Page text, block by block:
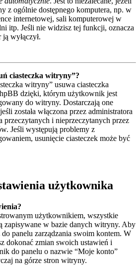
z ogólnie dostępnego komputera, np. w
internetowej, sali komputerowej w
itp. Jeśli nie widzisz tej funkcji, oznacza
wyłączył.
ciasteczka witryny”?
witryny” usuwa ciasteczka
dzięki, którym użytkownik jest
do witryny. Dostarczają one
została włączona przez administratora
przeczytanych i nieprzeczytanych przez
Jeśli występują problemy z
usunięcie ciasteczek może być
użytkownika
użytkownikiem, wszystkie
zapisywane w bazie danych witryny. Aby
panelu zarządzania swoim kontem. W
dokonać zmian swoich ustawień i
do panelu o nazwie “Moje konto”
na górze stron witryny.